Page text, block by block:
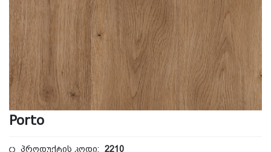
Porto
პროდუქტის კოდი: 2210